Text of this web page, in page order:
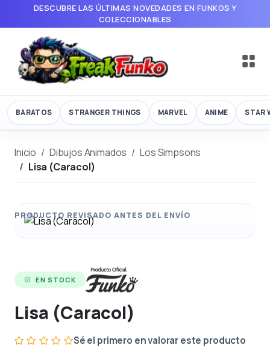
DESCUBRE LAS ÚLTIMAS NOVEDADES EN FUNKOS Y
COLECCIONABLES
BARATOS STRANGER THINGS MARVEL ANIME STAR
Inicio Dibujos Animados
Los Simpsons
Lisa (Caracol)
EN STOCK
Lisa (Caracol)
Sé el primero en valorar este producto